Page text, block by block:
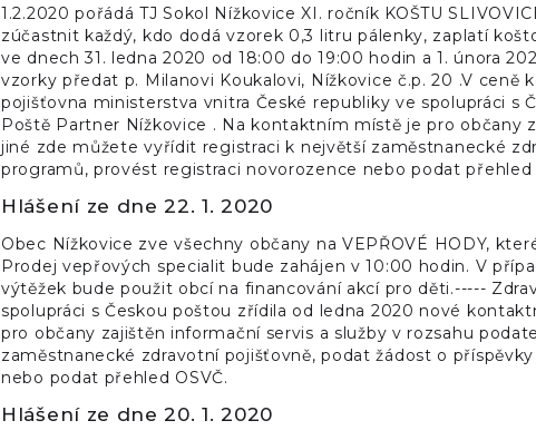
1.2.2020 pořádá TJ Sokol Nížkovice XI. ročník KOŠTU
zúčastnit každý, kdo dodá vzorek 0,3 litru pálenky, zaplatí
ve dnech 31. ledna 2020 od 18:00 do 19:00 hodin a 1. února
vzorky předat p. Milanovi Koukalovi, Nížkovice č.p. 20 .V
pojišťovna ministerstva vnitra České republiky ve spolupráci
Poště Partner Nížkovice . Na kontaktním místě je pro občany
jiné zde můžete vyřídit registraci k největší zaměstnanecké
programů, provést registraci novorozence nebo podat přehled
Hlášení ze dne 22. 1. 2020
Obec Nížkovice zve všechny občany na VEPŘOVÉ HODY,
Prodej vepřových specialit bude zahájen v 10:00 hodin. V
výtěžek bude použit obcí na financování akcí pro děti.-----
spolupráci s Českou poštou zřídila od ledna 2020 nové
pro občany zajištěn informační servis a služby v rozsahu
zaměstnanecké zdravotní pojišťovně, podat žádost o
nebo podat přehled OSVČ.
Hlášení ze dne 20. 1. 2020